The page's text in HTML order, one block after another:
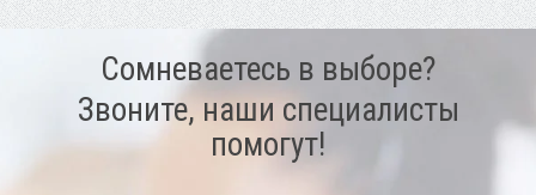
Сомневаетесь в выборе?
Звоните, наши специалисты
помогут!